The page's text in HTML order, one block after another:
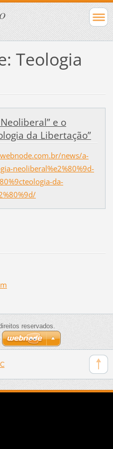
Teologia
e o
da Libertação”
news/a-
neoliberal%e2%80%9d-
da-
reservados.